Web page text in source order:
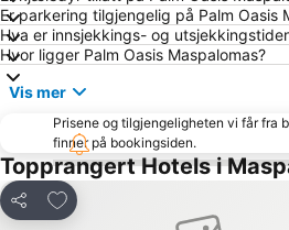
Er parkering tilgjengelig på Palm Oasis
Hva er innsjekkings- og
Hvor ligger Palm Oasis Maspalomas?
Vis mer
Prisene og tilgjengeligheten vi får fra
finner på bookingsiden.
Topprangert Hotels i
Del
Legg til i favoritter